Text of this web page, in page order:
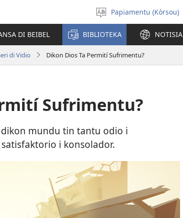
Skohe
Idioma
Papiamentu (Kòrsou)
DI BEIBEL BIBLIOTEKA NOTISIA
di Vidio Dikon Dios Ta Permití Sufrimentu?
Sufrimentu?
mundu tin tantu odio i
i konsolador.